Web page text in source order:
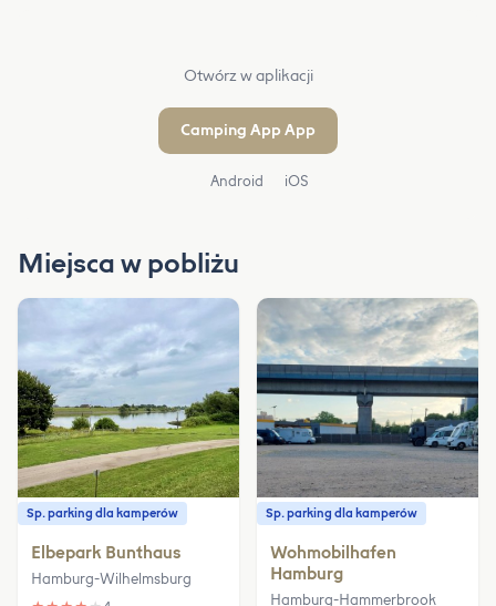
Otwórz w aplikacji
Camping App App
Android iOS
Miejsca w pobliżu
Sp. parking dla kamperów
Elbepark Bunthaus
Hamburg-Wilhelmsburg
Sp. parking dla kamperów
Wohmobilhafen
Hamburg
Hamburg-Hammerbrook